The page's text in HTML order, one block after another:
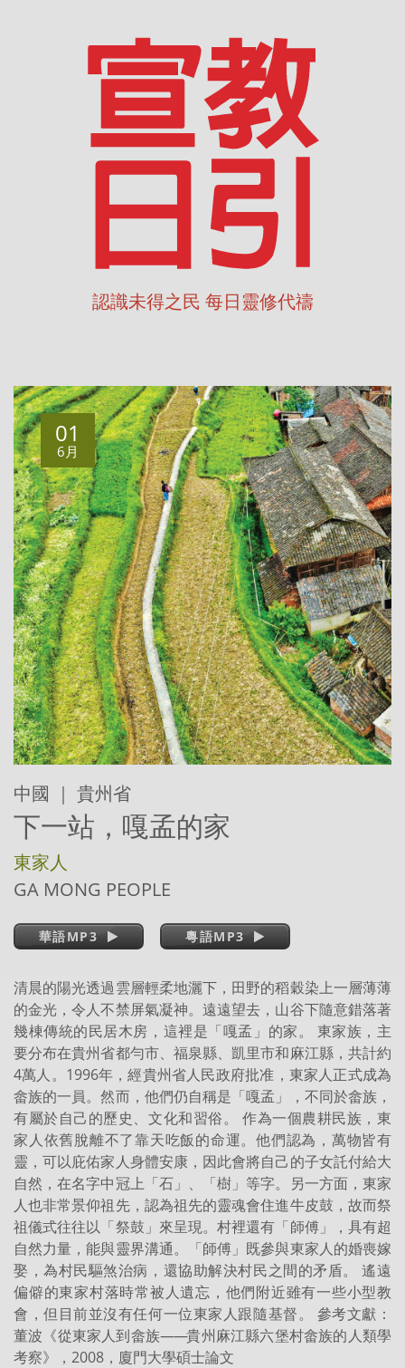
認識未得之民 每日靈修代禱
中國 ｜ 貴州省
下一站，嘎孟的家
東家人
GA MONG PEOPLE
01
6月
華語MP3 粵語MP3
清晨的陽光透過雲層輕柔地灑下，田野的稻穀染上一層薄薄
的金光，令人不禁屏氣凝神。遠遠望去，山谷下隨意錯落著
幾棟傳統的民居木房，這裡是「嘎孟」的家。 東家族，主
要分布在貴州省都勻市、福泉縣、凱里市和麻江縣，共計約
4萬人。1996年，經貴州省人民政府批准，東家人正式成為
畲族的一員。然而，他們仍自稱是「嘎孟」，不同於畲族，
有屬於自己的歷史、文化和習俗。 作為一個農耕民族，東
家人依舊脫離不了靠天吃飯的命運。他們認為，萬物皆有
靈，可以庇佑家人身體安康，因此會將自己的子女託付給大
自然，在名字中冠上「石」、「樹」等字。另一方面，東家
人也非常景仰祖先，認為祖先的靈魂會住進牛皮鼓，故而祭
祖儀式往往以「祭鼓」來呈現。村裡還有「師傅」，具有超
自然力量，能與靈界溝通。「師傅」既參與東家人的婚喪嫁
娶，為村民驅煞治病，還協助解決村民之間的矛盾。 遙遠
偏僻的東家村落時常被人遺忘，他們附近雖有一些小型教
會，但目前並沒有任何一位東家人跟隨基督。 參考文獻：
董波《從東家人到畲族——貴州麻江縣六堡村畲族的人類學
考察》，2008，廈門大學碩士論文